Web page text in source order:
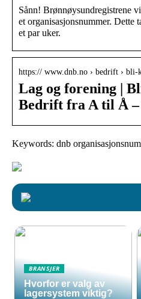
Sånn! Brønnøysundregistrene
et organisasjonsnummer. Dette
et par uker.
https:// www.dnb.no › bedrift › bli-
Lag og forening |
Bedrift fra A til Å –
Keywords: dnb
BRANSJER
Hvorfor er valg av
lagersystem viktig?